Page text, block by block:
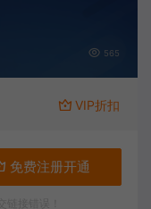
565
VIP折扣
免费注册开通